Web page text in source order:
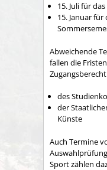
15. Juli für
15. Januar
Abweichende
fallen die
des
der
Künste
Auch Termine
Sport zählen